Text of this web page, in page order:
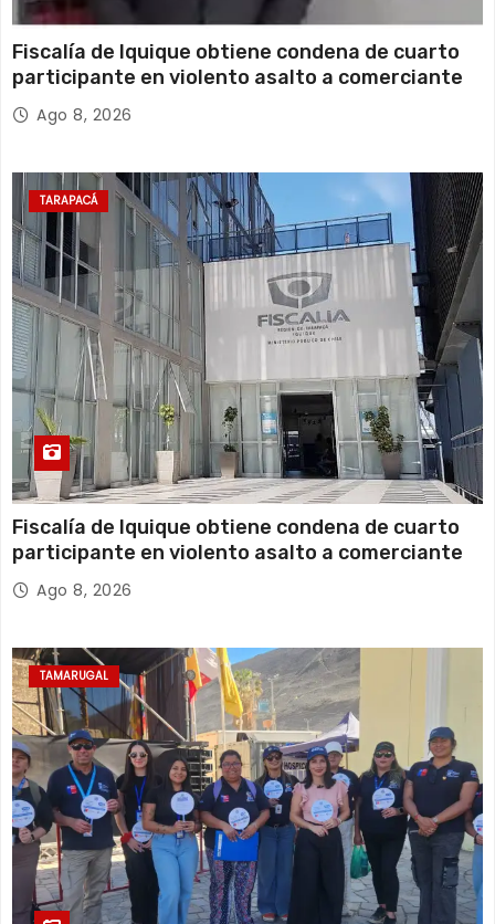
Fiscalía de Iquique obtiene condena de cuarto
participante en violento asalto a comerciante
Ago 8, 2026
TARAPACÁ
Fiscalía de Iquique obtiene condena de cuarto
participante en violento asalto a comerciante
Ago 8, 2026
TAMARUGAL